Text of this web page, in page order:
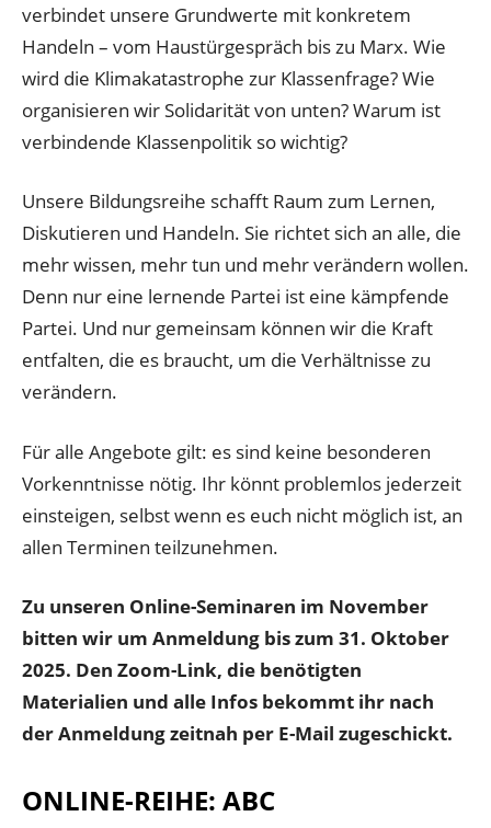
verbindet unsere Grundwerte mit konkretem
Handeln – vom Haustürgespräch bis zu Marx. Wie
wird die Klimakatastrophe zur Klassenfrage? Wie
organisieren wir Solidarität von unten? Warum ist
verbindende Klassenpolitik so wichtig?
Unsere Bildungsreihe schafft Raum zum Lernen,
Diskutieren und Handeln. Sie richtet sich an alle, die
mehr wissen, mehr tun und mehr verändern wollen.
Denn nur eine lernende Partei ist eine kämpfende
Partei. Und nur gemeinsam können wir die Kraft
entfalten, die es braucht, um die Verhältnisse zu
verändern.
Für alle Angebote gilt: es sind keine besonderen
Vorkenntnisse nötig. Ihr könnt problemlos jederzeit
einsteigen, selbst wenn es euch nicht möglich ist, an
allen Terminen teilzunehmen.
Zu unseren Online-Seminaren im November
bitten wir um Anmeldung bis zum 31. Oktober
2025. Den Zoom-Link, die benötigten
Materialien und alle Infos bekommt ihr nach
der Anmeldung zeitnah per E-Mail zugeschickt.
ONLINE-REIHE: ABC